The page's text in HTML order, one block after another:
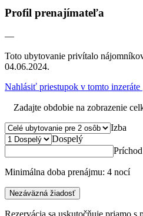
Profil prenajímateľa
—
Toto ubytovanie privítalo
04.06.2024.
Nahlásiť priestupok v tomto inzeráte
Zadajte obdobie na zobrazenie
Izba
Dospelý
Minimálna doba prenájmu: 4 nocí
Nezáväzná žiadosť